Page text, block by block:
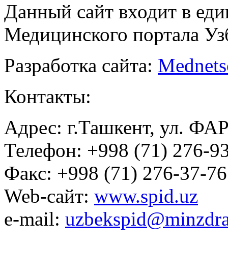
Данный сайт входит в
Медицинского портала
Разработка сайта:
Контакты:
Адрес: г.Ташкент, ул.
Телефон: +998 (71) 276-
Факс: +998 (71) 276-37-76
Web-сайт: www.spid.uz
e-mail: